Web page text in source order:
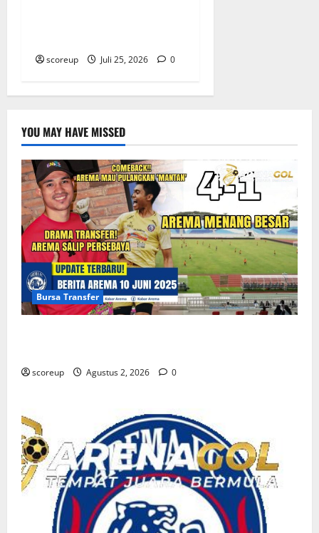
scoreup Juli 25, 2026 0
YOU MAY HAVE MISSED
Bursa Transfer
scoreup Agustus 2, 2026 0